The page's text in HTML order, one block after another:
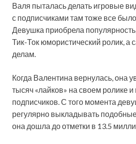
Валя пыталась делать игровые
с подписчиками там тоже все
Девушка приобрела
Тик-Ток юмористический ролик, а
делам.
Когда Валентина вернулась, она
тысяч «лайков» на своем ролике
подписчиков. С того момента
регулярно выкладывать
она дошла до отметки в 13.5